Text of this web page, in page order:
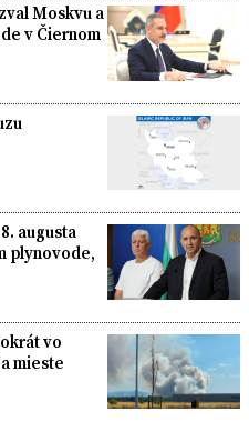
Moskvu a
v Čiernom
augusta
plynovode,
vo
mieste